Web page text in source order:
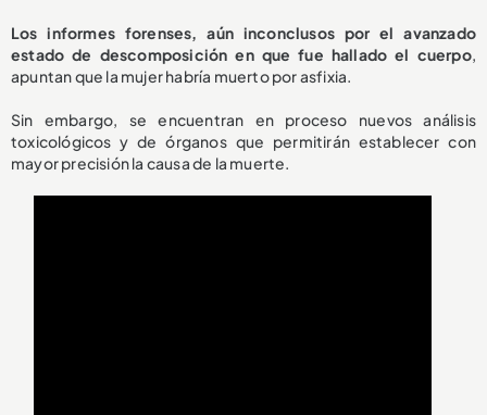
Los informes forenses, aún inconclusos por el avanzado
estado de descomposición en que fue hallado el cuerpo,
apuntan que la mujer habría muerto por asfixia.
Sin embargo, se encuentran en proceso nuevos análisis
toxicológicos y de órganos que permitirán establecer con
mayor precisión la causa de la muerte.